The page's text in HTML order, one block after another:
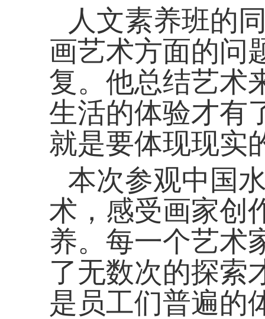
人文素养班的
画艺术方面的问
复。他总结艺术
生活的体验才有
就是要体现现实
本次参观中国
术，感受画家创
养。每一个艺术
了无数次的探索
是员工们普遍的